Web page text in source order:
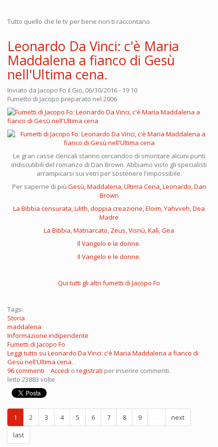
Tutto quello che le tv per bene non ti raccontano
Leonardo Da Vinci: c'è Maria
Maddalena a fianco di Gesù
nell'Ultima cena.
Inviato da Jacopo Fo il Gio, 06/30/2016 - 19:10
Fumetto di Jacopo preparato nel 2006
Le gran casse clericali stanno cercandoo di smontare alcuni punti
indiscutibili del romanzo di Dan Brown. Abbiamo visto gli specialisti
arrampicarsi sui vetri per sostenere l'impossibile.
Per saperne di più Gesù, Maddalena, Ultima Cena, Leonardo, Dan
Brown
La Bibbia censurata, Lilith, doppia creazione, Eloim, Yahvveh, Dea
Madre
La Bibbia, Matriarcato, Zeus, Visnù, Kalì, Gea
Il Vangelo e le donne.
Il Vangelo e le donne.
Qui tutti gli altri fumetti di Jacopo Fo
Tags:
Storia
maddalena
Informazione indipendente
Fumetti di Jacopo Fo
Leggi tutto su Leonardo Da Vinci: c'è Maria Maddalena a fianco di
Gesù nell'Ultima cena.
96 commenti
Accedi o registrati per inserire commenti.
letto 23883 volte
1 2 3 4 5 6 7 8 9 …
next
last